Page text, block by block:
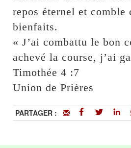
repos éternel et comble
bienfaits.
« J’ai combattu le bon
achevé la course, j’ai
Timothée 4 :7
Union de Prières
PARTAGER :